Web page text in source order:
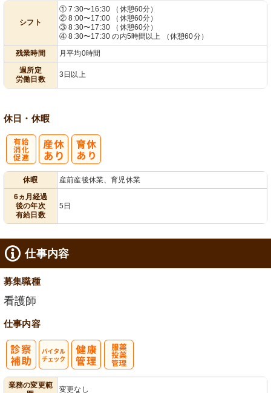
シフト
① 7:30〜16:30 （休憩60分）
② 8:00〜17:00 （休憩60分）
③ 8:30〜17:30 （休憩60分）
④ 8:30〜17:30 の内5時間以上 （休憩60分）
残業時間
月平均0時間
週所定
労働日数
3日以上
休日・休暇
休暇
産前産後休業、育児休業
6ヵ月経過
後の年次
有給日数
5日
仕事内容
募集職種
看護師
仕事内容
業務の変更範
変更なし